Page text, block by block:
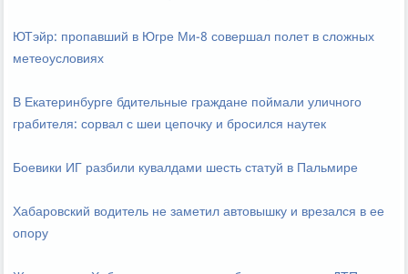
ЮТэйр: пропавший в Югре Ми-8 совершал полет в сложных
метеоусловиях
В Екатеринбурге бдительные граждане поймали уличного
грабителя: сорвал с шеи цепочку и бросился наутек
Боевики ИГ разбили кувалдами шесть статуй в Пальмире
Хабаровский водитель не заметил автовышку и врезался в ее
опору